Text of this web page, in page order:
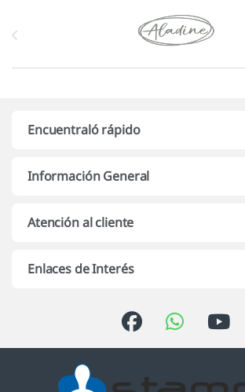
Marcas De Carrusel
Encuentraló rápido
Información General
Atención al cliente
Enlaces de Interés